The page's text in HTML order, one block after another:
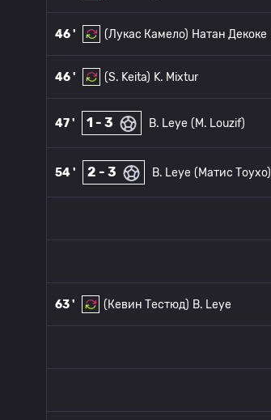
46 ' (Лукас Камело) Натан Декоке
46 ' (S. Keita) K. Mixtur
47 ' 1 - 3 B. Leye (M. Louzif)
54 ' 2 - 3 B. Leye (Матис Тоухо)
63 ' (Кевин Тестюд) B. Leye